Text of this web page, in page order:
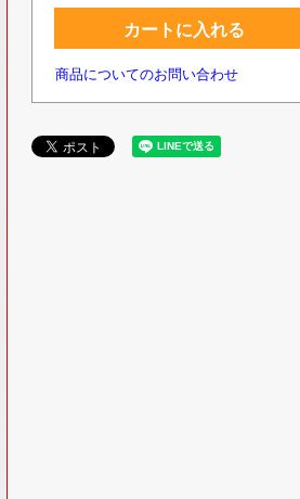
カートに入れる
商品についてのお問い合わせ